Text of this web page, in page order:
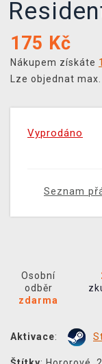
175 Kč
Nákupem získáte
Lze objednat
Vyprodáno
Seznam
Osobní
odběr
zdarma
Aktivace: